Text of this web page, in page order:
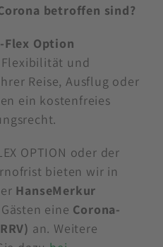
betroffen sind?
Flex Option
und
Reise, Ausflug oder
ein kostenfreies
OPTION oder der
bieten wir in
HanseMerkur
eine Corona-
an. Weitere